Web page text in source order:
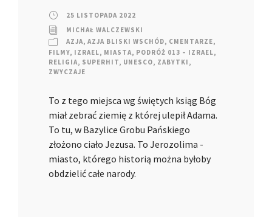
25 LISTOPADA 2022
MICHAŁ WALCZEWSKI
AZJA, AZJA BLISKI WSCHÓD, CMENTARZE,
FILMY, IZRAEL, MIASTA, PODRÓŻ 013 – IZRAEL,
RELIGIA, SUPERHIT, UNESCO, ZABYTKI ,
ZWYCZAJE
To z tego miejsca wg świętych ksiąg Bóg
miał zebrać ziemię z której ulepił Adama.
To tu, w Bazylice Grobu Pańskiego
złożono ciało Jezusa. To Jerozolima -
miasto, którego historią można byłoby
obdzielić całe narody.